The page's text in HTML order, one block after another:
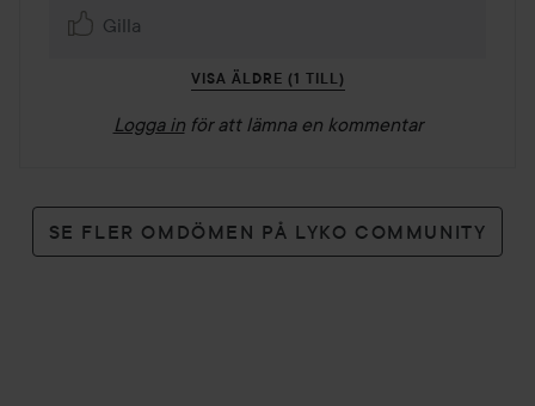
Gilla
VISA ÄLDRE (1 TILL)
Logga in för att lämna en kommentar
SE FLER OMDÖMEN PÅ LYKO COMMUNITY